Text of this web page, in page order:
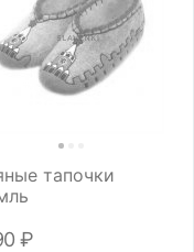
тапочки
₽